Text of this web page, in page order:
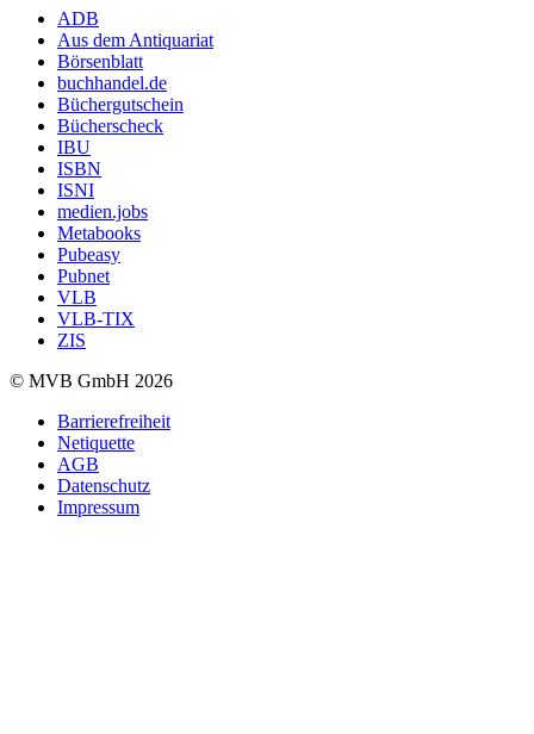
ADB
Aus dem Antiquariat
Börsenblatt
buchhandel.de
Büchergutschein
Bücherscheck
IBU
ISBN
ISNI
medien.jobs
Metabooks
Pubeasy
Pubnet
VLB
VLB-TIX
ZIS
© MVB GmbH 2026
Barrierefreiheit
Netiquette
AGB
Datenschutz
Impressum